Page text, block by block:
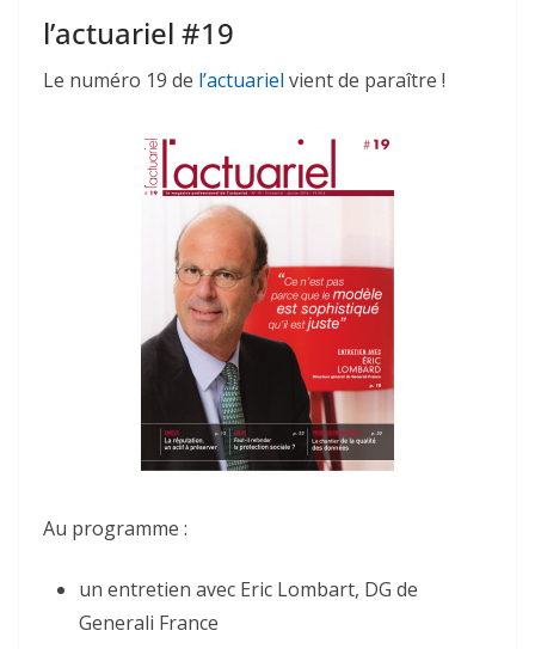
l’actuariel #19
Le numéro 19 de l’actuariel vient de paraître !
Au programme :
un entretien avec Eric Lombart, DG de
Generali France